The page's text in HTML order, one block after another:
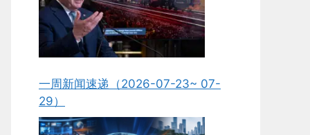
一周新闻速递（2026-07-23~ 07-
29）